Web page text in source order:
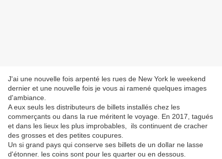
J'ai une nouvelle fois arpenté les rues de New York le weekend
dernier et une nouvelle fois je vous ai ramené quelques images
d'ambiance.
A eux seuls les distributeurs de billets installés chez les
commerçants ou dans la rue méritent le voyage. En 2017, tagués
et dans les lieux les plus improbables, ils continuent de cracher
des grosses et des petites coupures.
Un si grand pays qui conserve ses billets de un dollar ne lasse
d'étonner. les coins sont pour les quarter ou en dessous.